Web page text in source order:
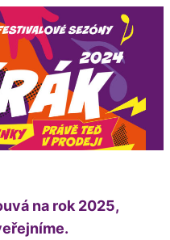
na rok 2025,